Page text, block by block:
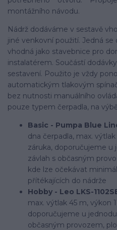
montážního návodu.
Nádrž dodáváme v sestavě
jiné venkovní použití. Jedná
vhodná jako stavebnice pro
instalatérem. Součástí
sestavení. Použito je vždy
automatickým tlakovým
bez nutnosti manuálního
pouze typem čerpadla, na
Basic - Pumpa Blue
dna čerpadla, max.
záruka, doporučujeme u
závlah s občasným
kde lze očekávat
přítékajících do nádrže
Hobby - Leo LKS-
max. výtlak 45 m, výkon
doporučujeme u
občasným provozem,